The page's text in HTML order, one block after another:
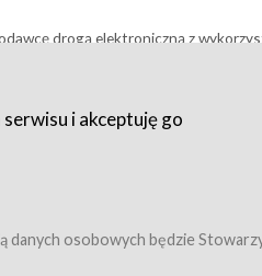
drogą elektroniczną z
zawarcie umowy z
zawarcie umowy z Usługodawcą i
Wydarzenia, tj. uprawniające do
Usługodawcę w Serwisie;
i akceptuję go
osobowych będzie